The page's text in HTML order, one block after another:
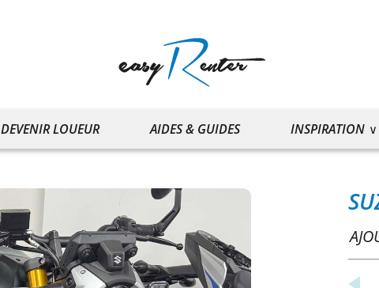
DEVENIR LOUEUR AIDES & GUIDES INSPIRATION